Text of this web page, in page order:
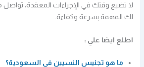
لا تضيع وقتك في الإجراءات المعقدة، تواصل
لك المهمة بسرعة وكفاءة.
اطلع ايضا علي :
ما هو تجنيس النسيين في السعودية؟